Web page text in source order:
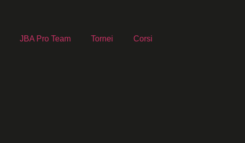
JBA Pro Team Tornei Corsi